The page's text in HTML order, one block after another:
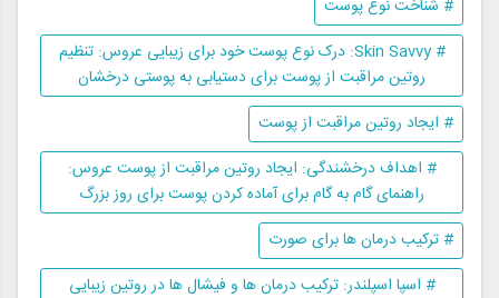
# شناخت نوع پوست
# Skin Savvy: درک نوع پوست خود برای زیبایی عروس: تنظیم
روتین مراقبت از پوست برای دستیابی به پوستی درخشان
# ایجاد روتین مراقبت از پوست
# اهداف درخشندگی: ایجاد روتین مراقبت از پوست عروس:
راهنمای گام به گام برای آماده کردن پوست برای روز بزرگ
# ترکیب درمان ها برای صورت
# اسپا اسپلندر: ترکیب درمان ها و فیشال ها در روتین زیبایی